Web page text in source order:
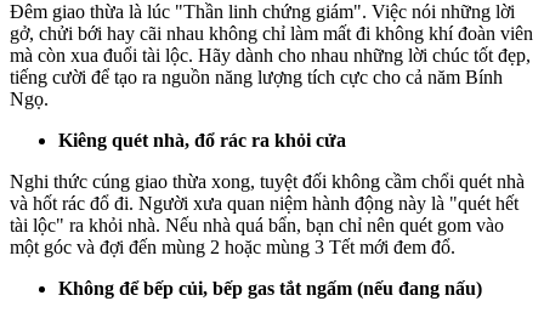
Đêm giao thừa là lúc "Thần linh chứng giám". Việc nói những lời
gở, chửi bới hay cãi nhau không chỉ làm mất đi không khí đoàn viên
mà còn xua đuổi tài lộc. Hãy dành cho nhau những lời chúc tốt đẹp,
tiếng cười để tạo ra nguồn năng lượng tích cực cho cả năm Bính
Ngọ.
Kiêng quét nhà, đổ rác ra khỏi cửa
Nghi thức cúng giao thừa xong, tuyệt đối không cầm chổi quét nhà
và hốt rác đổ đi. Người xưa quan niệm hành động này là "quét hết
tài lộc" ra khỏi nhà. Nếu nhà quá bẩn, bạn chỉ nên quét gom vào
một góc và đợi đến mùng 2 hoặc mùng 3 Tết mới đem đổ.
Không để bếp củi, bếp gas tắt ngấm (nếu đang nấu)